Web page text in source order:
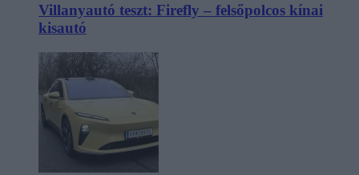
Villanyautó teszt: Firefly – felsőpolcos kínai
kisautó